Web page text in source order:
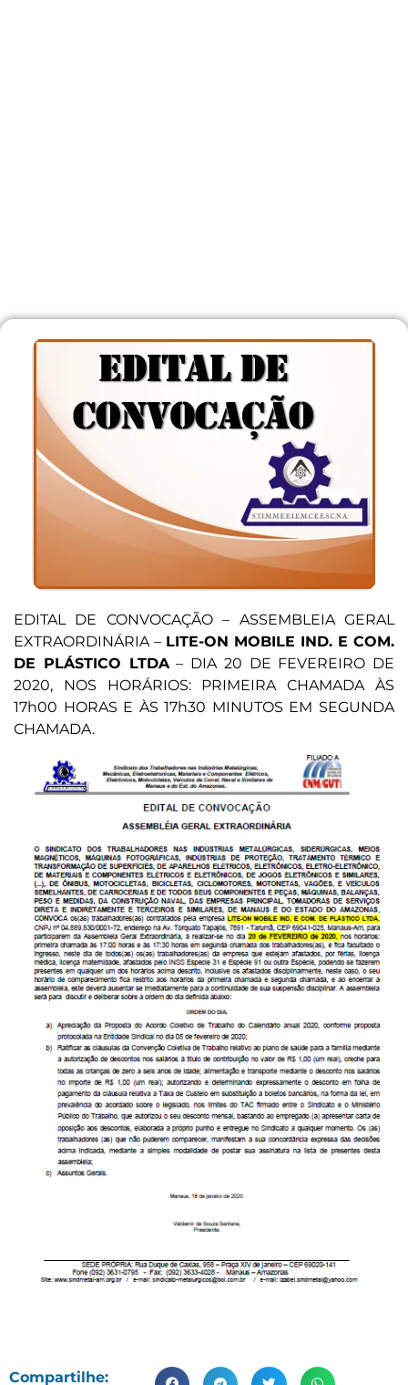
EDITAL DE CONVOCAÇÃO – ASSEMBLEIA GERAL
EXTRAORDINÁRIA – LITE-ON MOBILE IND. E COM.
DE PLÁSTICO LTDA– DIA 20 DE FEVEREIRO DE
2020, NOS HORÁRIOS: PRIMEIRA CHAMADA ÀS
17h00 HORAS E ÀS 17h30 MINUTOS EM SEGUNDA
CHAMADA.
Compartilhe: